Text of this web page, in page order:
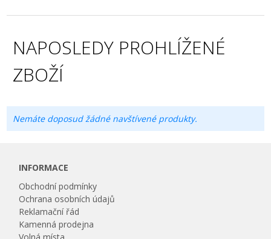
NAPOSLEDY PROHLÍŽENÉ
ZBOŽÍ
Nemáte doposud žádné navštívené produkty.
INFORMACE
Obchodní podmínky
Ochrana osobních údajů
Reklamační řád
Kamenná prodejna